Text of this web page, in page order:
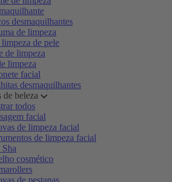
desmaquilhantes
de limpeza
de pele
de limpeza
limpeza
facial
desmaquilhantes
de beleza
todos
facial
de limpeza facial
de limpeza facial
cosmético
de pestanas